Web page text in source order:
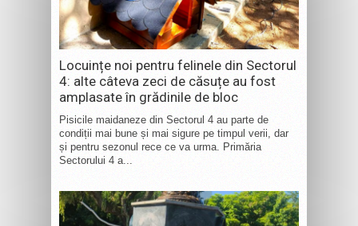
Locuințe noi pentru felinele din Sectorul
4: alte câteva zeci de căsuțe au fost
amplasate în grădinile de bloc
Pisicile maidaneze din Sectorul 4 au parte de
condiții mai bune și mai sigure pe timpul verii, dar
și pentru sezonul rece ce va urma. Primăria
Sectorului 4 a...